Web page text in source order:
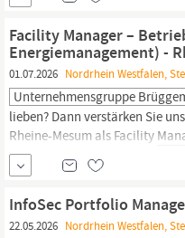
Zeitpunkt Unterstützung als
und administrierst Kredit- und
Facility Manager –
Energiemanagement) -
01.07.2026 Nordrhein Westfalen,
Unternehmensgruppe
lieben? Dann verstärken Sie
Rheine-Mesum als Facility
Energiemanagement (m/w/d)
und privaten Nutzung. Das
Organisation und
Gesundheitsschutzes sowie
InfoSec Portfolio
22.05.2026 Nordrhein Westfalen,